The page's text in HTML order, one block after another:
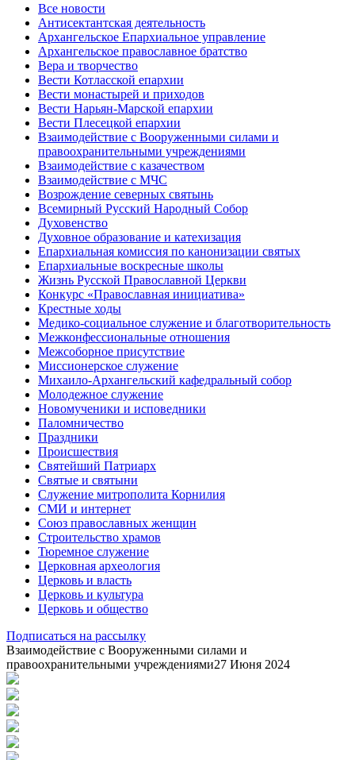
Все новости
Антисектантская деятельность
Архангельское Епархиальное управление
Архангельское православное братство
Вера и творчество
Вести Котласской епархии
Вести монастырей и приходов
Вести Нарьян-Марской епархии
Вести Плесецкой епархии
Взаимодействие с Вооруженными силами и
правоохранительными учреждениями
Взаимодействие с казачеством
Взаимодействие с МЧС
Возрождение северных святынь
Всемирный Русский Народный Собор
Духовенство
Духовное образование и катехизация
Епархиальная комиссия по канонизации святых
Епархиальные воскресные школы
Жизнь Русской Православной Церкви
Конкурс «Православная инициатива»
Крестные ходы
Медико-социальное служение и благотворительность
Межконфессиональные отношения
Межсоборное присутствие
Миссионерское служение
Михаило-Архангельский кафедральный собор
Молодежное служение
Новомученики и исповедники
Паломничество
Праздники
Происшествия
Святейший Патриарх
Святые и святыни
Служение митрополита Корнилия
СМИ и интернет
Союз православных женщин
Строительство храмов
Тюремное служение
Церковная археология
Церковь и власть
Церковь и культура
Церковь и общество
Подписаться на рассылку
Взаимодействие с Вооруженными силами и
правоохранительными учреждениями27 Июня 2024